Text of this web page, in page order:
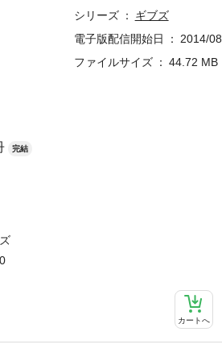
完結
カートへ
シリーズ
ギブズ
電子版配信開始日
2014/
ファイルサイズ
44.72 MB